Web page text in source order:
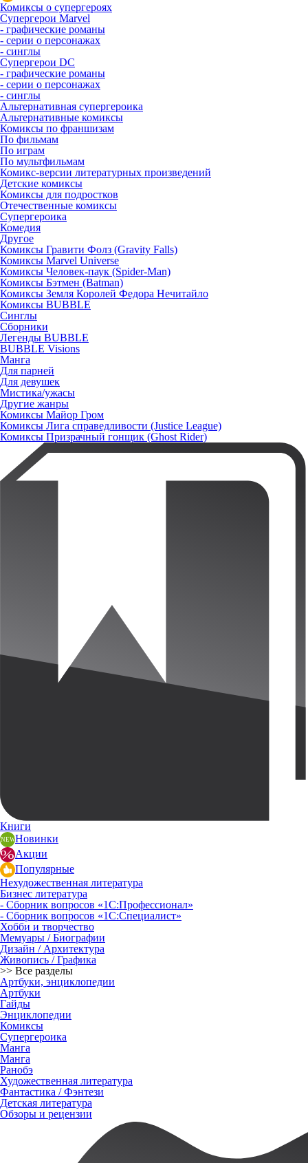
Комиксы о супергероях
Супергерои Marvel
- графические романы
- серии о персонажах
- синглы
Супергерои DC
- графические романы
- серии о персонажах
- синглы
Альтернативная супергероика
Альтернативные комиксы
Комиксы по франшизам
По фильмам
По играм
По мультфильмам
Комикс-версии литературных произведений
Детские комиксы
Комиксы для подростков
Отечественные комиксы
Супергероика
Комедия
Другое
Комиксы Гравити Фолз (Gravity Falls)
Комиксы Marvel Universe
Комиксы Человек-паук (Spider-Man)
Комиксы Бэтмен (Batman)
Комиксы Земля Королей Федора Нечитайло
Комиксы BUBBLE
Синглы
Сборники
Легенды BUBBLE
BUBBLE Visions
Манга
Для парней
Для девушек
Мистика/ужасы
Другие жанры
Комиксы Майор Гром
Комиксы Лига справедливости (Justice League)
Комиксы Призрачный гонщик (Ghost Rider)
Книги
Новинки
Акции
Популярные
Нехудожественная литература
Бизнес литература
- Сборник вопросов «1С:Профессионал»
- Сборник вопросов «1С:Специалист»
Хобби и творчество
Мемуары / Биографии
Дизайн / Архитектура
Живопись / Графика
>> Все разделы
Артбуки, энциклопедии
Артбуки
Гайды
Энциклопедии
Комиксы
Супергероика
Манга
Манга
Ранобэ
Художественная литература
Фантастика / Фэнтези
Детская литература
Обзоры и рецензии